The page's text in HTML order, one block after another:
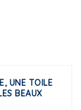
UNE TOILE
BEAUX